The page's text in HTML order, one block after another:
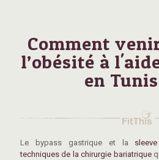
Comment
l’obésité à
en
Le bypass gastrique et la
techniques de la chirurgie bariatrique